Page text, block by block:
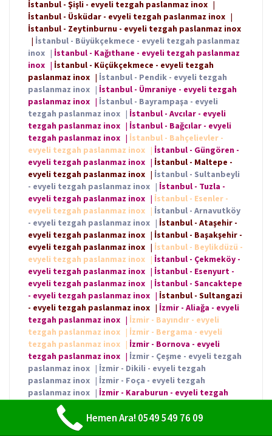
İstanbul - Şişli - evyeli tezgah paslanmaz inox |
İstanbul - Üsküdar - evyeli tezgah paslanmaz inox |
İstanbul - Zeytinburnu - evyeli tezgah paslanmaz inox
| İstanbul - Büyükçekmece - evyeli tezgah paslanmaz
inox | İstanbul - Kağıthane - evyeli tezgah paslanmaz
inox | İstanbul - Küçükçekmece - evyeli tezgah
paslanmaz inox | İstanbul - Pendik - evyeli tezgah
paslanmaz inox | İstanbul - Ümraniye - evyeli tezgah
paslanmaz inox | İstanbul - Bayrampaşa - evyeli
tezgah paslanmaz inox | İstanbul - Avcılar - evyeli
tezgah paslanmaz inox | İstanbul - Bağcılar - evyeli
tezgah paslanmaz inox | İstanbul - Bahçelievler -
evyeli tezgah paslanmaz inox | İstanbul - Güngören -
evyeli tezgah paslanmaz inox | İstanbul - Maltepe -
evyeli tezgah paslanmaz inox | İstanbul - Sultanbeyli
- evyeli tezgah paslanmaz inox | İstanbul - Tuzla -
evyeli tezgah paslanmaz inox | İstanbul - Esenler -
evyeli tezgah paslanmaz inox | İstanbul - Arnavutköy
- evyeli tezgah paslanmaz inox | İstanbul - Ataşehir -
evyeli tezgah paslanmaz inox | İstanbul - Başakşehir -
evyeli tezgah paslanmaz inox | İstanbul - Beylikdüzü -
evyeli tezgah paslanmaz inox | İstanbul - Çekmeköy -
evyeli tezgah paslanmaz inox | İstanbul - Esenyurt -
evyeli tezgah paslanmaz inox | İstanbul - Sancaktepe
- evyeli tezgah paslanmaz inox | İstanbul - Sultangazi
- evyeli tezgah paslanmaz inox | İzmir - Aliağa - evyeli
tezgah paslanmaz inox | İzmir - Bayındır - evyeli
tezgah paslanmaz inox | İzmir - Bergama - evyeli
tezgah paslanmaz inox | İzmir - Bornova - evyeli
tezgah paslanmaz inox | İzmir - Çeşme - evyeli tezgah
paslanmaz inox | İzmir - Dikili - evyeli tezgah
paslanmaz inox | İzmir - Foça - evyeli tezgah
paslanmaz inox | İzmir - Karaburun - evyeli tezgah
paslanmaz inox
paslanmaz inox|İzmir - Kemalpaşa - evyeli tezgah
paslanmaz inox
Hemen Ara! 0549 549 76 09